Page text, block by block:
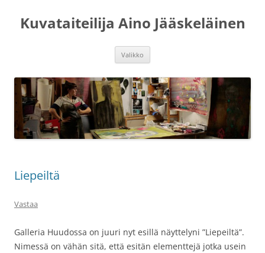
Kuvataiteilija Aino Jääskeläinen
Valikko
Liepeiltä
Vastaa
Galleria Huudossa on juuri nyt esillä näyttelyni ”Liepeiltä”.
Nimessä on vähän sitä, että esitän elementtejä jotka usein